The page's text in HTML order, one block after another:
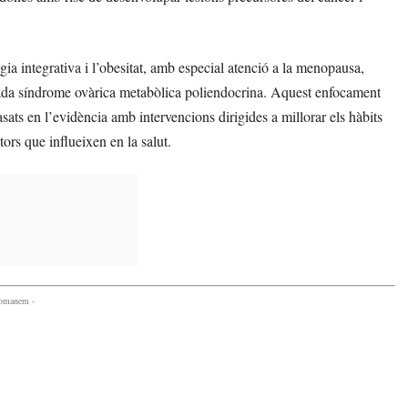
integrativa i l’obesitat, amb especial atenció a la menopausa,
síndrome ovàrica metabòlica poliendocrina. Aquest enfocament
en l’evidència amb intervencions dirigides a millorar els hàbits
que influeixen en la salut.
-